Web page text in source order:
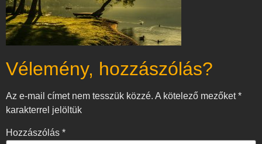
Vélemény, hozzászólás?
Az e-mail címet nem tesszük közzé. A kötelező mezőket*
karakterrel jelöltük
Hozzászólás *